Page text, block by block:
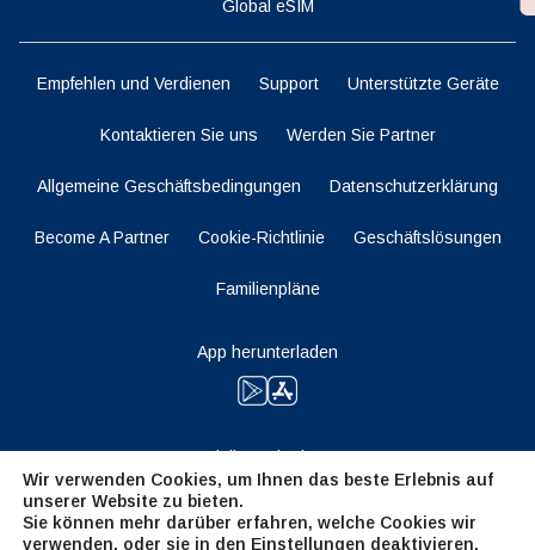
Global eSIM
Empfehlen und Verdienen Support Unterstützte Geräte
Kontaktieren Sie uns Werden Sie Partner
Allgemeine Geschäftsbedingungen Datenschutzerklärung
Become A Partner Cookie-Richtlinie Geschäftslösungen
Familienpläne
App herunterladen
Bleiben Sie dran
Wir verwenden Cookies, um Ihnen das beste Erlebnis auf
unserer Website zu bieten.
Sie können mehr darüber erfahren, welche Cookies wir
verwenden, oder sie in den Einstellungen deaktivieren.